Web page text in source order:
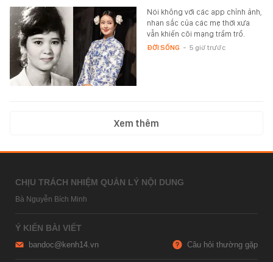
Nói không với các app chỉnh ảnh,
nhan sắc của các mẹ thời xưa
vẫn khiến cõi mạng trầm trồ.
ĐỜI SỐNG - 5 giờ trước
Xem thêm
CHỊU TRÁCH NHIỆM QUẢN LÝ NỘI DUNG
Bà Nguyễn Bích Minh
Ý KIẾN BÀI VIẾT
bandoc@kenh14.vn Câu hỏi thường gặp